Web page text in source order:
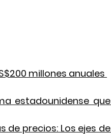
millones anuales
estadounidense que
de precios: Los ejes de